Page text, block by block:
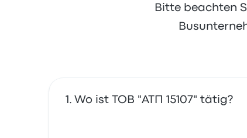
Bitte beachten
Wo ist ТОВ "АТП 15107" tätig?